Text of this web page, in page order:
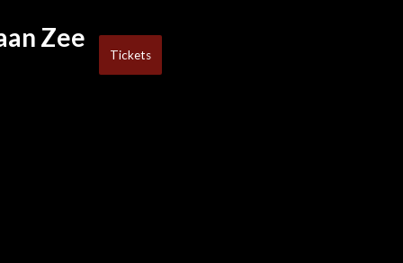
Zee
Tickets